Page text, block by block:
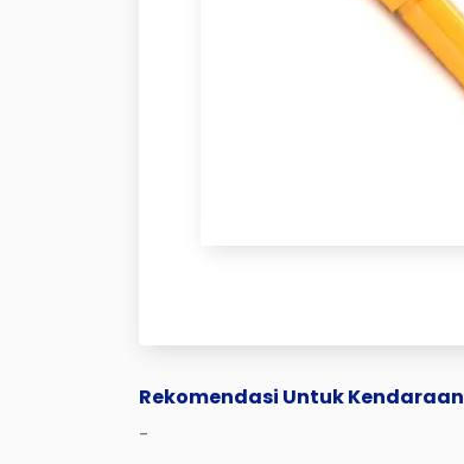
Rekomendasi Untuk Kendaraan
-